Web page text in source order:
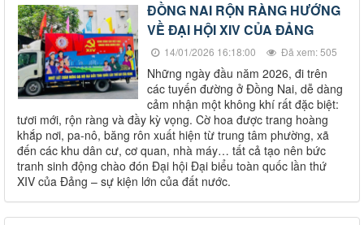
ĐỒNG NAI RỘN RÀNG HƯỚNG
VỀ ĐẠI HỘI XIV CỦA ĐẢNG
14/01/2026 16:18:00 Đã xem: 505
Những ngày đầu năm 2026, đi trên
các tuyến đường ở Đồng Nai, dễ dàng
cảm nhận một không khí rất đặc biệt:
tươi mới, rộn ràng và đầy kỳ vọng. Cờ hoa được trang hoàng
khắp nơi, pa-nô, băng rôn xuất hiện từ trung tâm phường, xã
đến các khu dân cư, cơ quan, nhà máy… tất cả tạo nên bức
tranh sinh động chào đón Đại hội Đại biểu toàn quốc lần thứ
XIV của Đảng – sự kiện lớn của đất nước.